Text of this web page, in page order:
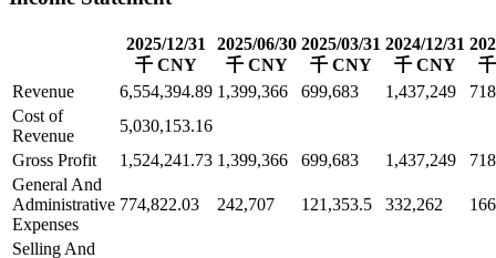
2025/12/31
千 CNY
2025/06/30
千 CNY
2025/03/31
千 CNY
2024/12/31
千 CNY
Revenue
6,554,394.89 1,399,366 699,683 1,437,249
Cost of
Revenue
5,030,153.16
Gross Profit
1,524,241.73 1,399,366 699,683 1,437,249
General And
Administrative
Expenses
774,822.03 242,707 121,353.5 332,262
Selling And